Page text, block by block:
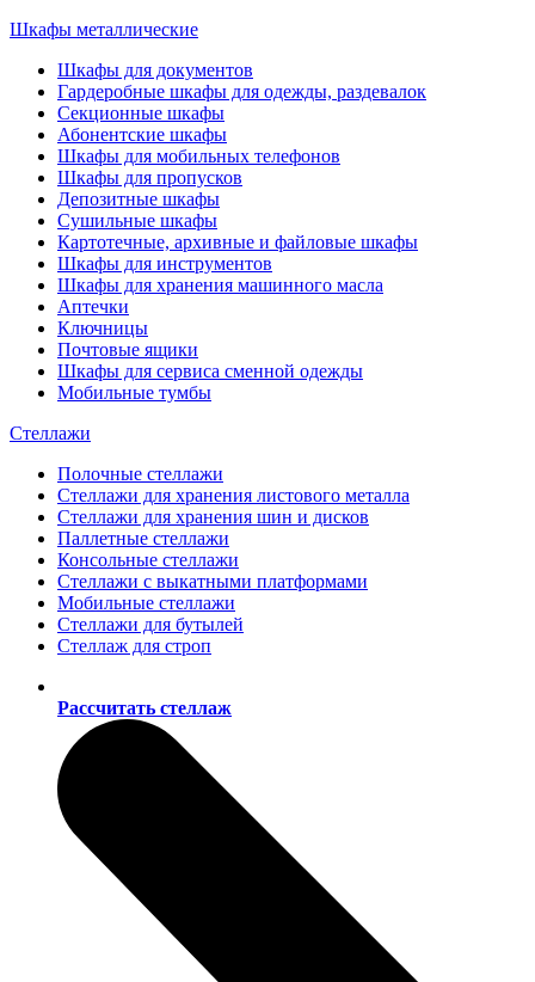
Шкафы металлические
Шкафы для документов
Гардеробные шкафы для одежды, раздевалок
Секционные шкафы
Абонентские шкафы
Шкафы для мобильных телефонов
Шкафы для пропусков
Депозитные шкафы
Сушильные шкафы
Картотечные, архивные и файловые шкафы
Шкафы для инструментов
Шкафы для хранения машинного масла
Аптечки
Ключницы
Почтовые ящики
Шкафы для сервиса сменной одежды
Мобильные тумбы
Стеллажи
Полочные стеллажи
Стеллажи для хранения листового металла
Стеллажи для хранения шин и дисков
Паллетные стеллажи
Консольные стеллажи
Стеллажи с выкатными платформами
Мобильные стеллажи
Стеллажи для бутылей
Стеллаж для строп
Рассчитать стеллаж